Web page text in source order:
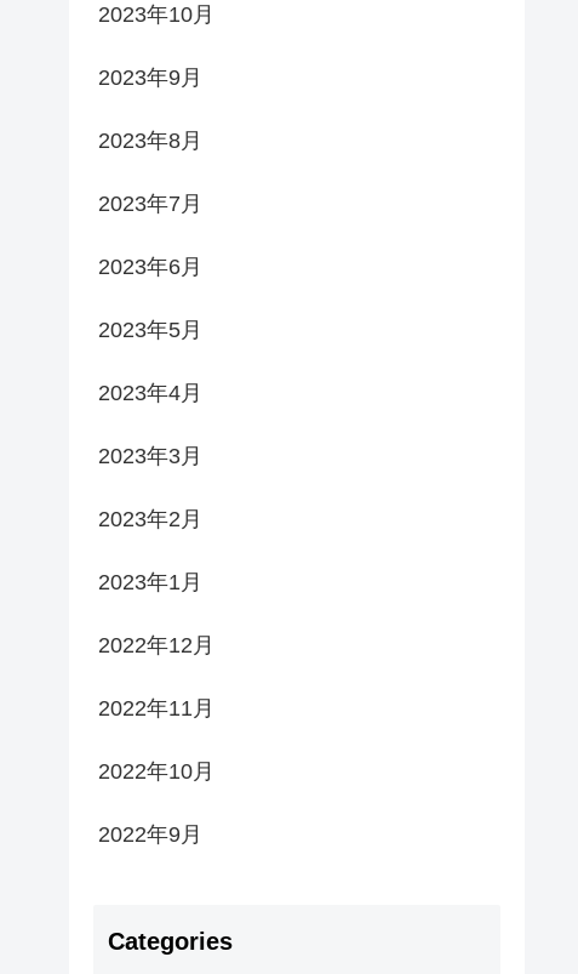
2023年10月
2023年9月
2023年8月
2023年7月
2023年6月
2023年5月
2023年4月
2023年3月
2023年2月
2023年1月
2022年12月
2022年11月
2022年10月
2022年9月
Categories